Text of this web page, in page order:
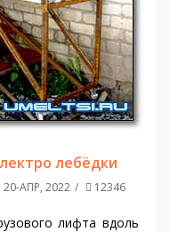
лебёдки
20-АПР, 2022 12346
лифта вдоль